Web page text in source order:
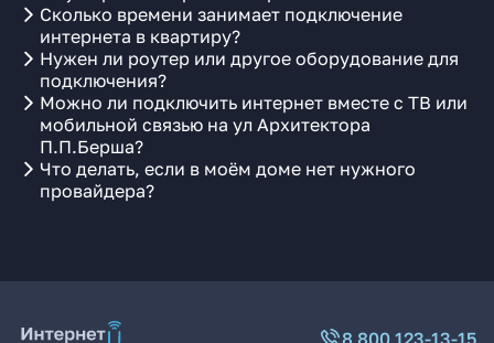
Сколько времени занимает подключение
интернета в квартиру?
Нужен ли роутер или другое оборудование для
подключения?
Можно ли подключить интернет вместе с ТВ или
мобильной связью на ул Архитектора
П.П.Берша?
Что делать, если в моём доме нет нужного
провайдера?
8 800 123-13-15